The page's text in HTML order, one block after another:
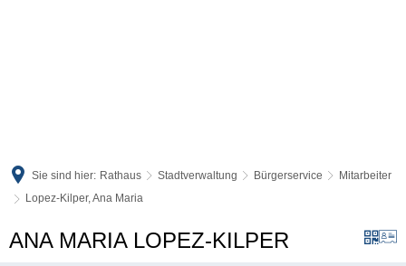
Sie sind hier: Rathaus Stadtverwaltung Bürgerservice
Mitarbeiter
Lopez-Kilper, Ana Maria
ANA MARIA LOPEZ-KILPER